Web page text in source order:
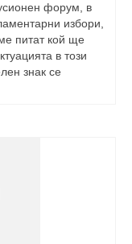
форум, в
избори,
питат кой ще
в този
знак се